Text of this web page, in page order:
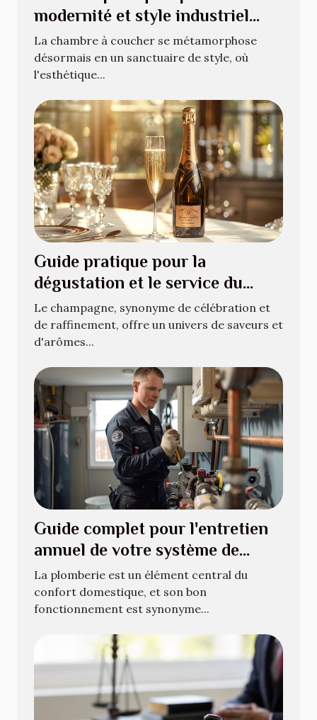
modernité et style industriel
dans votre chambre
La chambre à coucher se métamorphose
désormais en un sanctuaire de style, où
l'esthétique...
Guide pratique pour la
dégustation et le service du
champagne
Le champagne, synonyme de célébration et
de raffinement, offre un univers de saveurs et
d'arômes...
Guide complet pour l'entretien
annuel de votre système de
plomberie
La plomberie est un élément central du
confort domestique, et son bon
fonctionnement est synonyme...